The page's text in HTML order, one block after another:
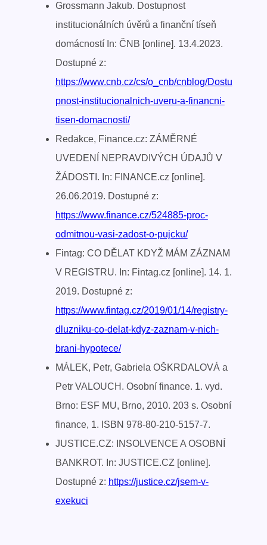
Grossmann Jakub. Dostupnost
institucionálních úvěrů a finanční tíseň
domácností In: ČNB [online]. 13.4.2023.
Dostupné z:
https://www.cnb.cz/cs/o_cnb/cnblog/Dostu
pnost-institucionalnich-uveru-a-financni-
tisen-domacnosti/
Redakce, Finance.cz: ZÁMĚRNÉ
UVEDENÍ NEPRAVDIVÝCH ÚDAJŮ V
ŽÁDOSTI. In: FINANCE.cz [online].
26.06.2019. Dostupné z:
https://www.finance.cz/524885-proc-
odmitnou-vasi-zadost-o-pujcku/
Fintag: CO DĚLAT KDYŽ MÁM ZÁZNAM
V REGISTRU. In: Fintag.cz [online]. 14. 1.
2019. Dostupné z:
https://www.fintag.cz/2019/01/14/registry-
dluzniku-co-delat-kdyz-zaznam-v-nich-
brani-hypotece/
MÁLEK, Petr, Gabriela OŠKRDALOVÁ a
Petr VALOUCH. Osobní finance. 1. vyd.
Brno: ESF MU, Brno, 2010. 203 s. Osobní
finance, 1. ISBN 978-80-210-5157-7.
JUSTICE.CZ: INSOLVENCE A OSOBNÍ
BANKROT. In: JUSTICE.CZ [online].
Dostupné z: https://justice.cz/jsem-v-
exekuci